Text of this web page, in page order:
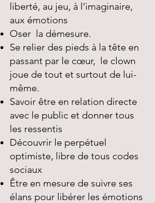
liberté, au jeu, à l’imaginaire,
aux émotions
Oser la démesure.
Se relier des pieds à la tête en
passant par le cœur, le clown
joue de tout et surtout de lui-
même.
Savoir être en relation directe
avec le public et donner tous
les ressentis
Découvrir le perpétuel
optimiste, libre de tous codes
sociaux
Être en mesure de suivre ses
élans pour libérer les émotions